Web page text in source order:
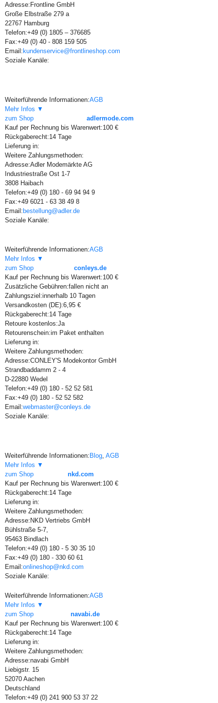
Adresse: Frontline GmbH
Große Elbstraße 279 a
22767 Hamburg
Telefon:+49 (0) 1805 – 376685
Fax:+49 (0) 40 - 808 159 505
Email: kundenservice@frontlineshop.com
Soziale Kanäle:
Weiterführende Informationen:AGB
Mehr Infos ▼
zum Shop
adlermode.com
Kauf per Rechnung bis Warenwert:100 €
Rückgaberecht:14 Tage
Lieferung in:
Weitere Zahlungsmethoden:
Adresse:Adler Modemärkte AG
Industriestraße Ost 1-7
3808 Haibach
Telefon:+49 (0) 180 - 69 94 94 9
Fax:+49 6021 - 63 38 49 8
Email: bestellung@adler.de
Soziale Kanäle:
Weiterführende Informationen:AGB
Mehr Infos ▼
zum Shop
conleys.de
Kauf per Rechnung bis Warenwert:100 €
Zusätzliche Gebühren:fallen nicht an
Zahlungsziel:innerhalb 10 Tagen
Versandkosten (DE):6,95 €
Rückgaberecht:14 Tage
Retoure kostenlos:Ja
Retourenschein:im Paket enthalten
Lieferung in:
Weitere Zahlungsmethoden:
Adresse:CONLEY'S Modekontor GmbH
Strandbaddamm 2 - 4
D-22880 Wedel
Telefon:+49 (0) 180 - 52 52 581
Fax:+49 (0) 180 - 52 52 582
Email:webmaster@conleys.de
Soziale Kanäle:
Weiterführende Informationen: Blog, AGB
Mehr Infos ▼
zum Shop
nkd.com
Kauf per Rechnung bis Warenwert:100 €
Rückgaberecht:14 Tage
Lieferung in:
Weitere Zahlungsmethoden:
Adresse: NKD Vertriebs GmbH
Bühlstraße 5-7,
95463 Bindlach
Telefon:+49 (0) 180 - 5 30 35 10
Fax:+49 (0) 180 - 330 60 61
Email:onlineshop@nkd.com
Soziale Kanäle:
Weiterführende Informationen:AGB
Mehr Infos ▼
zum Shop
navabi.de
Kauf per Rechnung bis Warenwert:100 €
Rückgaberecht:14 Tage
Lieferung in:
Weitere Zahlungsmethoden:
Adresse:navabi GmbH
Liebigstr. 15
52070 Aachen
Deutschland
Telefon:+49 (0) 241 900 53 37 22